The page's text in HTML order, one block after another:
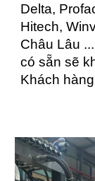
Delta,
Hitech,
Châu Lâu
có sẵn sẽ
Khách